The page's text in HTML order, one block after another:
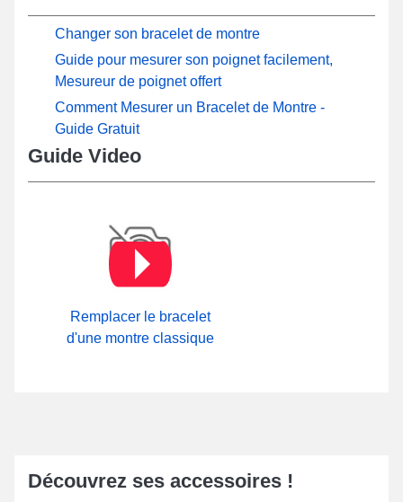
Changer son bracelet de montre
Guide pour mesurer son poignet facilement,
Mesureur de poignet offert
Comment Mesurer un Bracelet de Montre -
Guide Gratuit
Guide Video
Remplacer le bracelet
d'une montre classique
Découvrez ses accessoires !